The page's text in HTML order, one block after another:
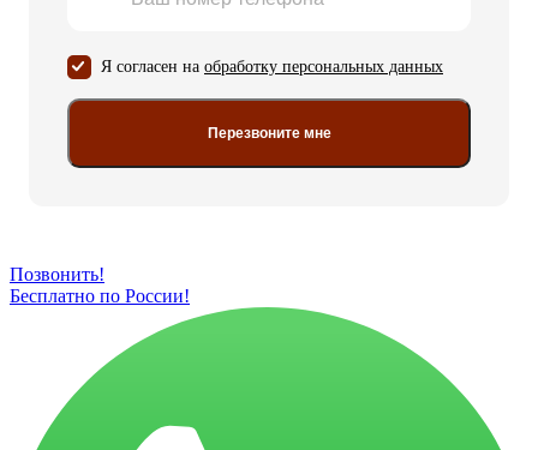
Я согласен на обработку персональных данных
Перезвоните мне
Позвонить!
Бесплатно по России!